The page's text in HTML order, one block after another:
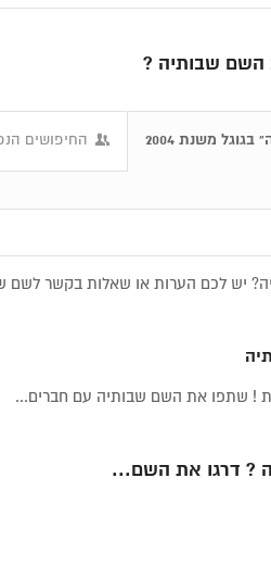
השם שבותיה ?
משנת 2004 החיפושים
יש לכם הערות או שאלות בקשר לשם
! שתפו את השם שבותיה עם חברים...
? דרגו את השם...